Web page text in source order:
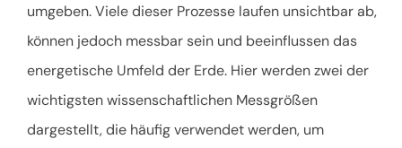
umgeben. Viele dieser Prozesse laufen unsichtbar ab,
können jedoch messbar sein und beeinflussen das
energetische Umfeld der Erde. Hier werden zwei der
wichtigsten wissenschaftlichen Messgrößen
dargestellt, die häufig verwendet werden, um